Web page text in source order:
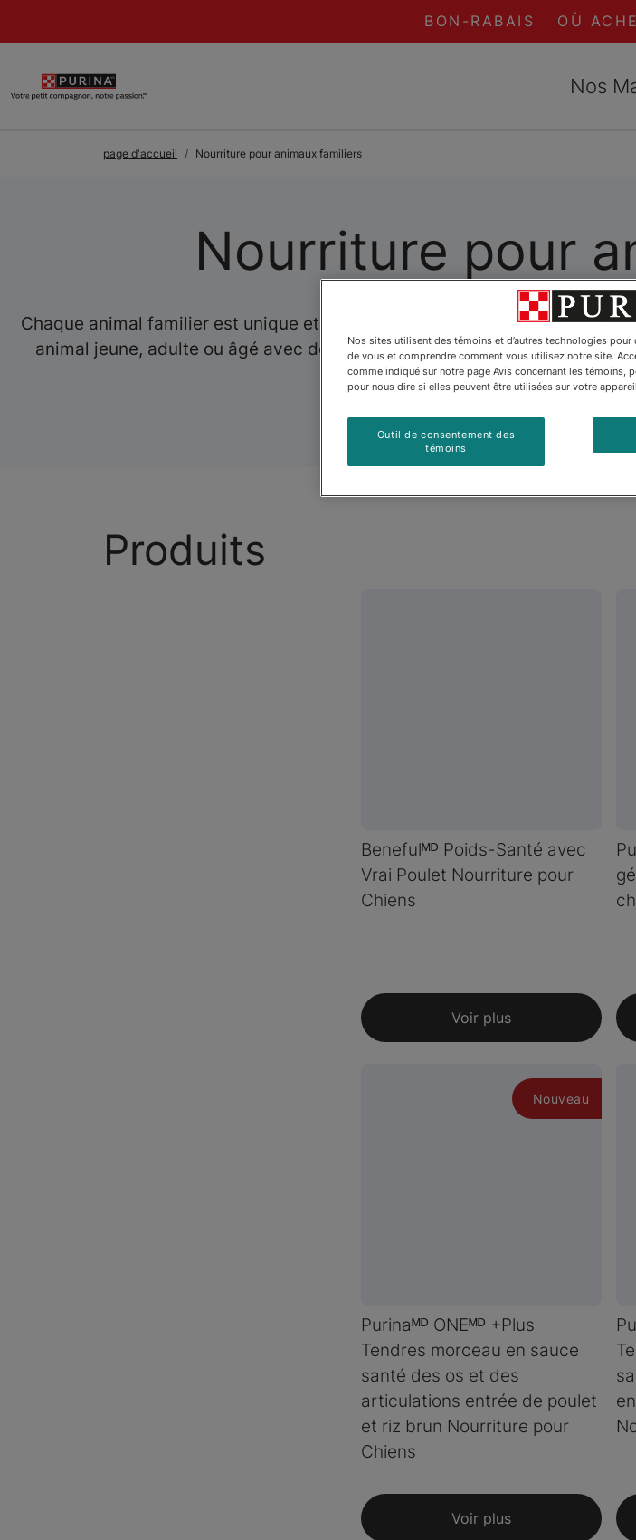
BON-RABAIS OÙ
Nos
page d'accueil Nourriture pour animaux familiers
Nourriture pour
Chaque animal familier est unique et mérite donc une nourriture
animal jeune, adulte ou âgé avec des préférences particulières, Purina
humides de nourriture pour
Produits
Benefulᴹᴰ Poids-Santé avec
Vrai Poulet Nourriture pour
Chiens
Voir plus
Nouveau
Purinaᴹᴰ ONEᴹᴰ +Plus
Tendres morceau en sauce
santé des os et des
articulations entrée de poulet
et riz brun Nourriture pour
Chiens
Voir plus
Nos sites utilisent des témoins et d’autres technologies
de vous et comprendre comment vous utilisez notre site.
comme indiqué sur notre page Avis concernant les
pour nous dire si elles peuvent être utilisées sur votre
Outil de consentement des
témoins